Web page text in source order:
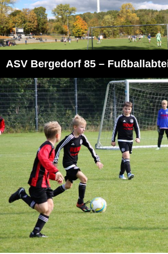
Zum
Inhalt
springen
ASV Bergedorf 85 –